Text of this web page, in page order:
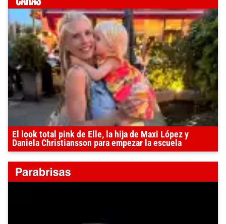
El look total pink de Elle, la hija de Maxi López y
Daniela Christiansson para empezar la escuela